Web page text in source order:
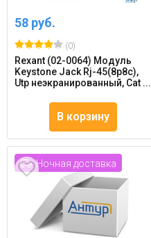
58 руб.
(0)
Rexant (02-0064) Модуль
Keystone Jack Rj-45(8p8c),
Utp неэкранированный, Cat ...
В корзину
Ночная доставка